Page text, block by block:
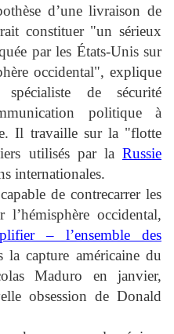
d’une livraison de
constituer "un sérieux
par les États-Unis sur
occidental", explique
de sécurité
politique à
Il travaille sur la "flotte
utilisés par la Russie
internationales.
de contrecarrer les
occidental,
– l’ensemble des
capture américaine du
Maduro en janvier,
obsession de Donald